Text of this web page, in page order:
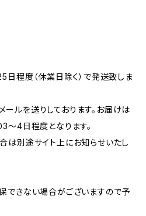
日程度（休業日除く）で発送致しま
ルを送りしております。お届けは
〜4日程度となります。
は別途サイト上にお知らせいたし
できない場合がございますので予